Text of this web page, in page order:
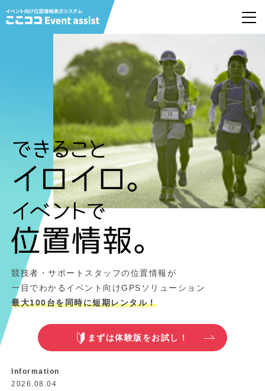
競技者・サポートスタッフの位置情報が
一目でわかるイベント向けGPSソリューション
最大100台を同時に短期レンタル！
まずは体験版をお試し！
Information
2026.08.04